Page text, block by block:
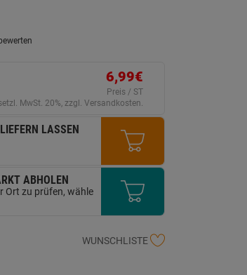
6,99€
Preis / ST
MwSt. 20%, zzgl. Versandkosten.
LASSEN
ABHOLEN
Ort zu prüfen, wähle
WUNSCHLISTE